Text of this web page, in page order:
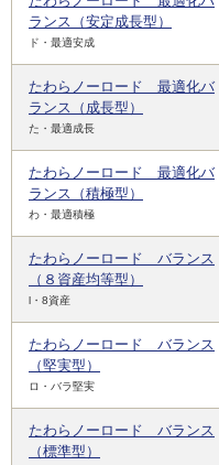
ランス（安定成長型）
ド・最適安成
たわらノーロード 最適化バ
ランス（成長型）
た・最適成長
たわらノーロード 最適化バ
ランス（積極型）
わ・最適積極
たわらノーロード バランス
（８資産均等型）
l・8資産
たわらノーロード バランス
（堅実型）
ロ・バラ堅実
たわらノーロード バランス
（標準型）